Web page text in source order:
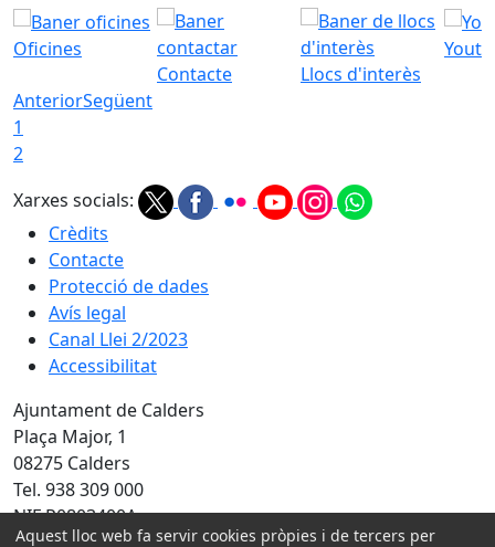
Oficines
Contacte
Llocs d'interès
AnteriorSegüent
1
2
Xarxes socials:
Crèdits
Contacte
Protecció de dades
Avís legal
Canal Llei 2/2023
Accessibilitat
Ajuntament de Calders
Plaça Major, 1
08275 Calders
Tel. 938 309 000
NIF P0803400A
Aquest lloc web fa servir cookies pròpies i de tercers per